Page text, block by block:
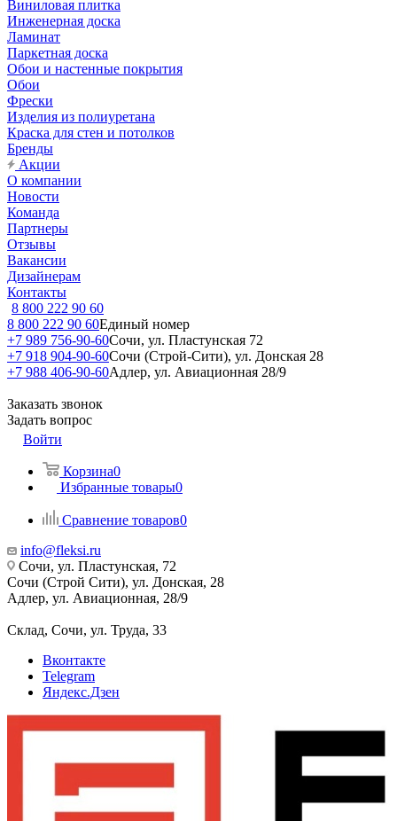
Виниловая плитка
Инженерная доска
Ламинат
Паркетная доска
Обои и настенные покрытия
Обои
Фрески
Изделия из полиуретана
Краска для стен и потолков
Бренды
Акции
О компании
Новости
Команда
Партнеры
Отзывы
Вакансии
Дизайнерам
Контакты
8 800 222 90 60
8 800 222 90 60Единый номер
+7 989 756-90-60Сочи, ул. Пластунская 72
+7 918 904-90-60Сочи (Строй-Сити), ул. Донская 28
+7 988 406-90-60Адлер, ул. Авиационная 28/9
Заказать звонок
Задать вопрос
Войти
Корзина0
Избранные товары0
Сравнение товаров0
info@fleksi.ru
Сочи, ул. Пластунская, 72
Сочи (Строй Сити), ул. Донская, 28
Адлер, ул. Авиационная, 28/9
Склад, Сочи, ул. Труда, 33
Вконтакте
Telegram
Яндекс.Дзен